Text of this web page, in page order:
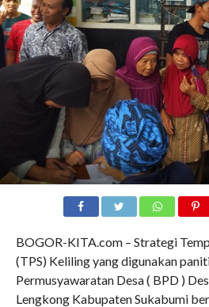
BOGOR-KITA.com – Strategi
(TPS) Keliling yang digunakan
Permusyawaratan Desa ( BPD )
Lengkong Kabupaten Sukabumi